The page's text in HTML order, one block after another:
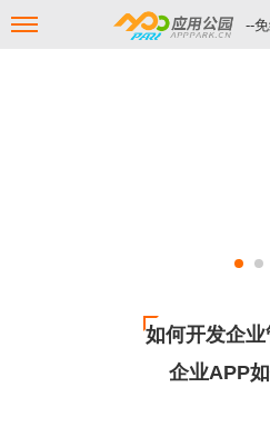
--
如何开发企业
企业APP